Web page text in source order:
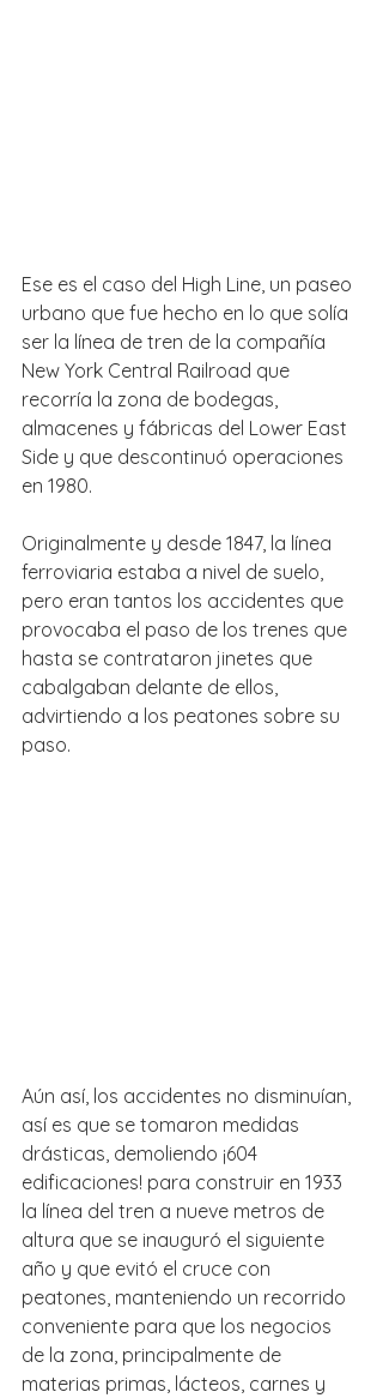
Ese es el caso del High Line, un paseo
urbano que fue hecho en lo que solía
ser la línea de tren de la compañía
New York Central Railroad que
recorría la zona de bodegas,
almacenes y fábricas del Lower East
Side y que descontinuó operaciones
en 1980.
Originalmente y desde 1847, la línea
ferroviaria estaba a nivel de suelo,
pero eran tantos los accidentes que
provocaba el paso de los trenes que
hasta se contrataron jinetes que
cabalgaban delante de ellos,
advirtiendo a los peatones sobre su
paso.
Aún así, los accidentes no disminuían,
así es que se tomaron medidas
drásticas, demoliendo ¡604
edificaciones! para construir en 1933
la línea del tren a nueve metros de
altura que se inauguró el siguiente
año y que evitó el cruce con
peatones, manteniendo un recorrido
conveniente para que los negocios
de la zona, principalmente de
materias primas, lácteos, carnes y